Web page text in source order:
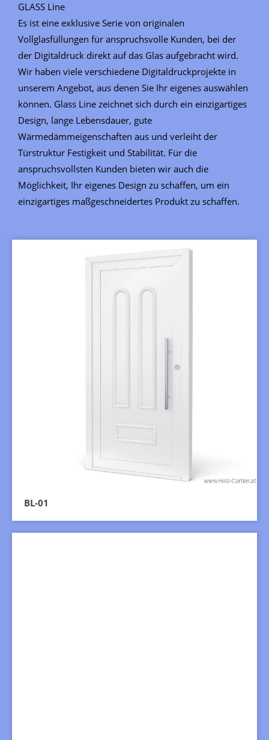
GLASS Line
Es ist eine exklusive Serie von originalen
Vollglasfüllungen für anspruchsvolle Kunden, bei der
der Digitaldruck direkt auf das Glas aufgebracht wird.
Wir haben viele verschiedene Digitaldruckprojekte in
unserem Angebot, aus denen Sie Ihr eigenes auswählen
können. Glass Line zeichnet sich durch ein einzigartiges
Design, lange Lebensdauer, gute
Wärmedämmeigenschaften aus und verleiht der
Türstruktur Festigkeit und Stabilität. Für die
anspruchsvollsten Kunden bieten wir auch die
Möglichkeit, Ihr eigenes Design zu schaffen, um ein
einzigartiges maßgeschneidertes Produkt zu schaffen.
BL-01